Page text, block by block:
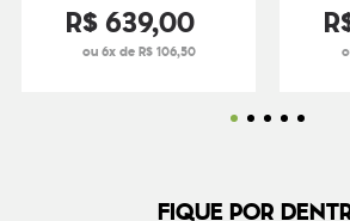
R$ 639,00
ou 6x de R$ 106,50
FIQUE POR